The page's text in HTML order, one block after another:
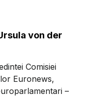
von der
Comisiei
Euronews,
–